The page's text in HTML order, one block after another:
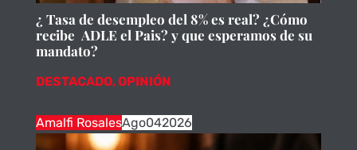
¿ Tasa de desempleo del 8% es real? ¿Cómo
recibe ADLE el Pais? y que esperamos de su
mandato?
DESTACADO,OPINIÓN
Amalfi RosalesAgo042026